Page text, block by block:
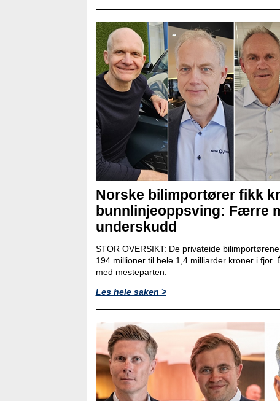
Norske bilimportører fikk
bunnlinjeoppsving: Færre
underskudd
STOR OVERSIKT: De privateide
194 millioner til hele 1,4 milliarder kroner i fjor.
med mesteparten.
Les hele saken >